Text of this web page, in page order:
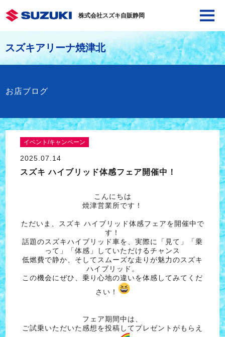
株式会社スズキ自販静岡
スズキアリーナ焼津北
お店ブログ
イベント/キャンペーン
2025.07.14
スズキ ハイブリッド体感フェア開催中！
こんにちは
焼津営業所です！
ただいま、スズキ ハイブリッド体感フェアを開催中で
す！
話題のスズキハイブリッド車を、実際に「見て」「乗
って」「体感」していただけるチャンス
低燃費で静か、そしてスムーズな走りが魅力のスズキ
ハイブリッド。
この機会にぜひ、乗り心地の違いを体感してみてくだ
さい！
フェア期間中は、
ご試乗いただいた感想を投稿してプレゼントがもらえ